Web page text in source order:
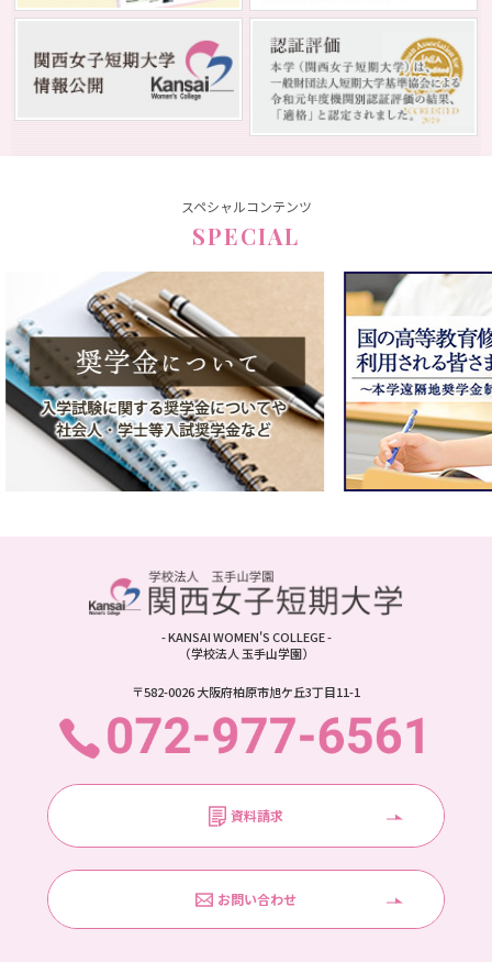
スペシャルコンテンツ
SPECIAL
- KANSAI WOMEN'S COLLEGE -
（学校法人 玉手山学園）
〒582-0026 大阪府柏原市旭ケ丘3丁目11-1
資料請求
お問い合わせ